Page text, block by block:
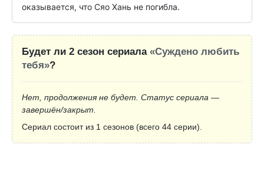
оказывается, что Сяо Хань не погибла.
Будет ли 2 сезон сериала «Суждено любить
тебя»?
Нет, продолжения не будет. Статус сериала —
завершён/закрыт.
Сериал состоит из 1 сезонов (всего 44 серии).